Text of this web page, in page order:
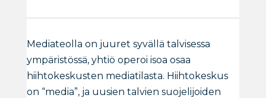
Mediateolla on juuret syvällä talvisessa
ympäristössä, yhtiö operoi isoa osaa
hiihtokeskusten mediatilasta. Hiihtokeskus
on “media”, ja uusien talvien suojelijoiden